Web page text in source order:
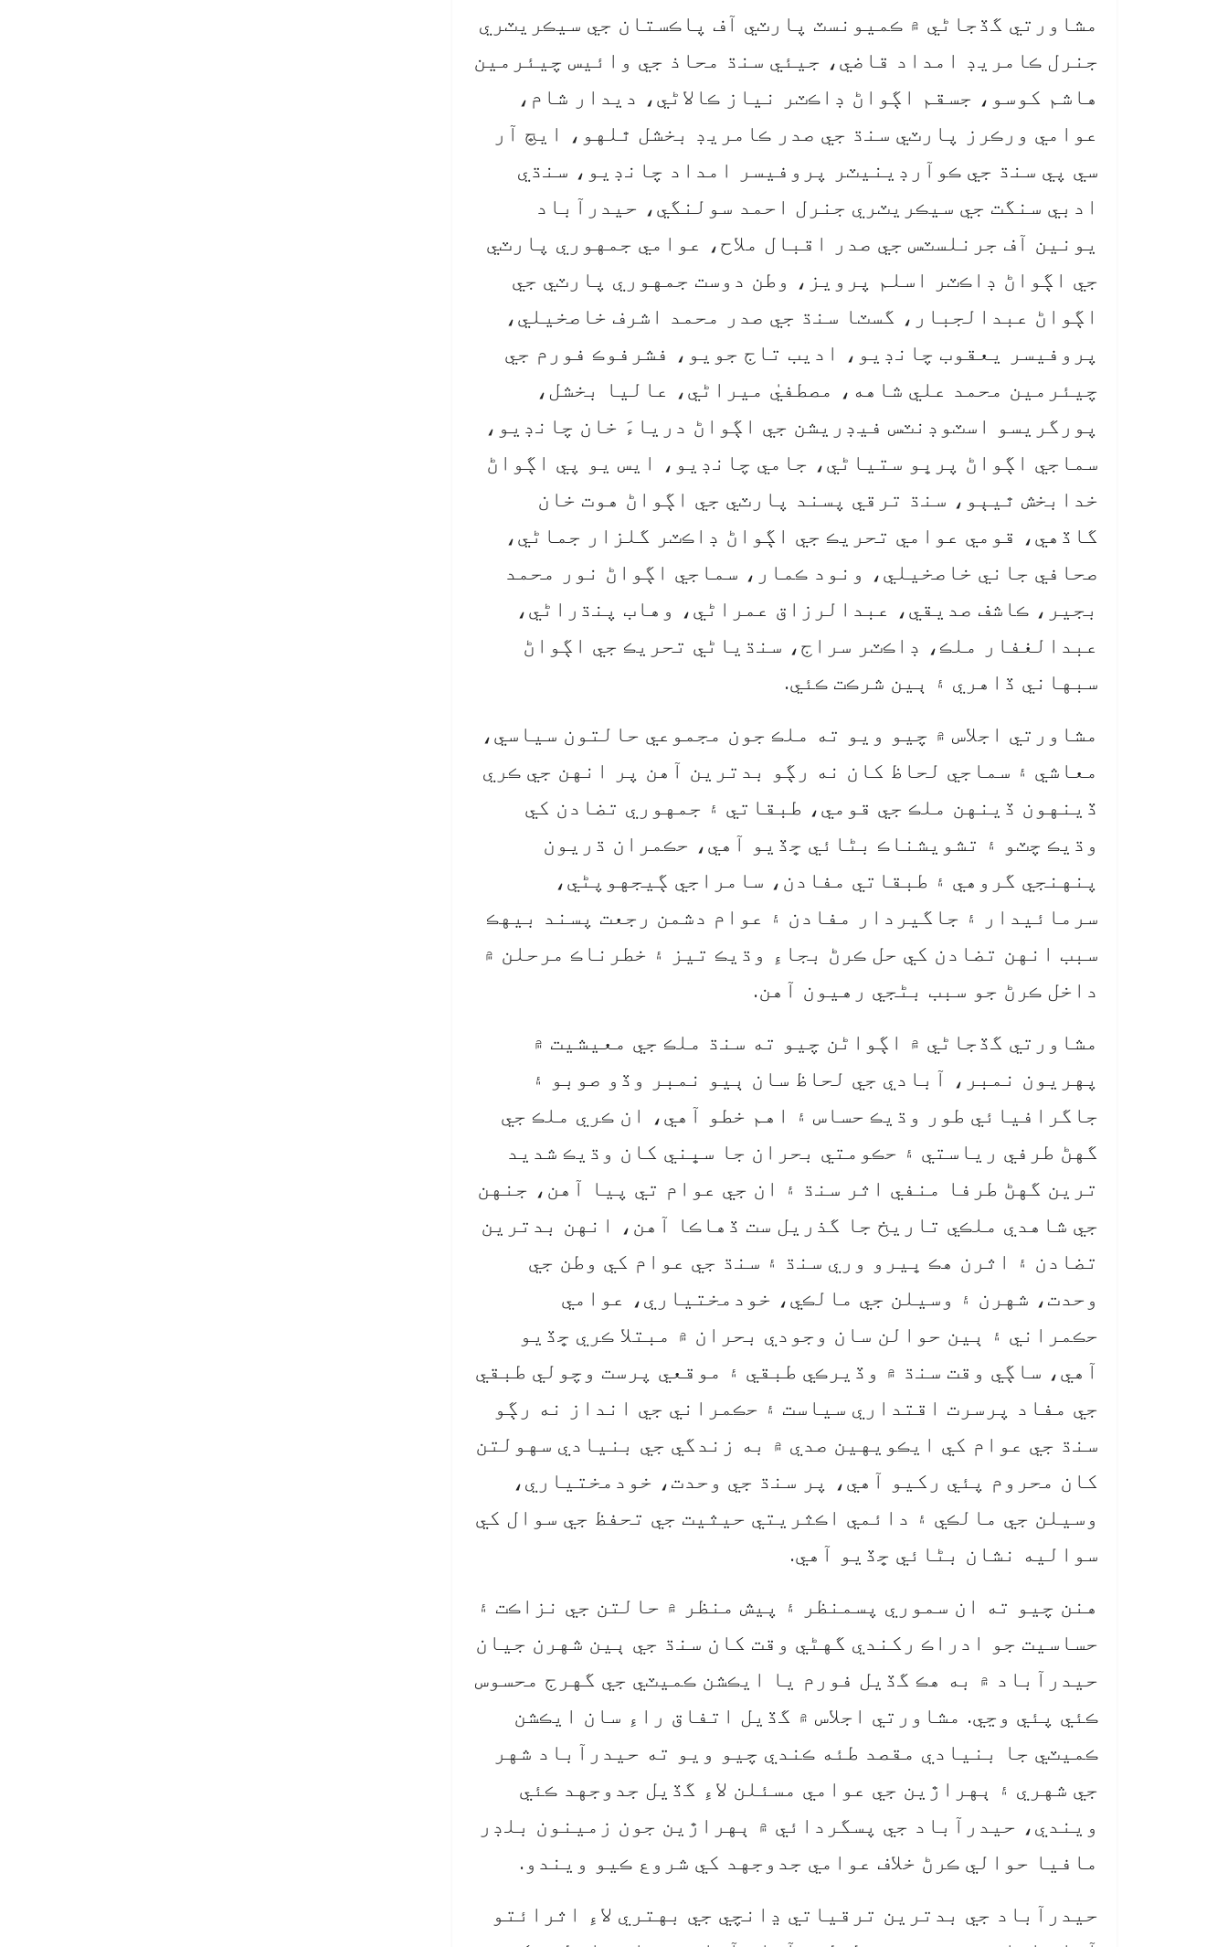
مشاورتي گڏجاڻي ۾ ڪميونسٽ پارٽي آف پاڪستان جي سيڪريٽري
جنرل ڪامريڊ امداد قاضي، جيئي سنڌ محاذ جي وائيس چيئرمين
هاشم کوسو، جسقم اڳواڻ ڊاڪٽر نياز ڪالاڻي، ديدار شام،
عوامي ورڪرز پارٽي سنڌ جي صدر ڪامريڊ بخشل ٿلهو، ايڇ آر
سي پي سنڌ جي ڪوآرڊينيٽر پروفيسر امداد چانڊيو، سنڌي
ادبي سنگت جي سيڪريٽري جنرل احمد سولنگي، حيدرآباد
يونين آف جرنلسٽس جي صدر اقبال ملاح، عوامي جمهوري پارٽي
جي اڳواڻ ڊاڪٽر اسلم پرويز، وطن دوست جمهوري پارٽي جي
اڳواڻ عبدالجبار، گسٽا سنڌ جي صدر محمد اشرف خاصخيلي،
پروفيسر يعقوب چانڊيو، اديب تاج جويو، فشرفوڪ فورم جي
چيئرمين محمد علي شاهه، مصطفيٰ ميراڻي، عاليا بخشل،
پورگريسو اسٽوڊنٽس فيڊريشن جي اڳواڻ درياءَ خان چانڊيو،
سماجي اڳواڻ پرڀو ستياڻي، جامي چانڊيو، ايس يو پي اڳواڻ
خدابخش ٿيٻو، سنڌ ترقي پسند پارٽي جي اڳواڻ هوت خان
گاڏهي، قومي عوامي تحريڪ جي اڳواڻ ڊاڪٽر گلزار جماڻي،
صحافي جاني خاصخيلي، ونود ڪمار، سماجي اڳواڻ نور محمد
بجير، ڪاشف صديقي، عبدالرزاق عمراڻي، وهاب پنڌراڻي،
عبدالغفار ملڪ، ڊاڪٽر سراج، سنڌياڻي تحريڪ جي اڳواڻ
سبهاني ڏاهري ۽ ٻين شرڪت ڪئي.
مشاورتي اجلاس ۾ چيو ويو ته ملڪ جون مجموعي حالتون سياسي،
معاشي ۽ سماجي لحاظ کان نه رڳو بدترين آهن پر انهن جي ڪري
ڏينهون ڏينهن ملڪ جي قومي، طبقاتي ۽ جمهوري تضادن کي
وڌيڪ چٽو ۽ تشويشناڪ بڻائي ڇڏيو آهي، حڪمران ڌريون
پنهنجي گروهي ۽ طبقاتي مفادن، سامراجي ڳيجهوپڻي،
سرمائيدار ۽ جاگيردار مفادن ۽ عوام دشمن رجعت پسند بيهڪ
سبب انهن تضادن کي حل ڪرڻ بجاءِ وڌيڪ تيز ۽ خطرناڪ مرحلن ۾
داخل ڪرڻ جو سبب بڻجي رهيون آهن.
مشاورتي گڏجاڻي ۾ اڳواڻن چيو ته سنڌ ملڪ جي معيشيت ۾
پهريون نمبر، آبادي جي لحاظ سان ٻيو نمبر وڏو صوبو ۽
جاگرافيائي طور وڌيڪ حساس ۽ اهم خطو آهي، ان ڪري ملڪ جي
گهڻ طرفي رياستي ۽ حڪومتي بحران جا سڀني کان وڌيڪ شديد
ترين گهڻ طرفا منفي اثر سنڌ ۽ ان جي عوام تي پيا آهن، جنهن
جي شاهدي ملڪي تاريخ جا گذريل ست ڏهاڪا آهن، انهن بدترين
تضادن ۽ اثرن هڪ ڀيرو وري سنڌ ۽ سنڌ جي عوام کي وطن جي
وحدت، شهرن ۽ وسيلن جي مالڪي، خودمختياري، عوامي
حڪمراني ۽ ٻين حوالن سان وجودي بحران ۾ مبتلا ڪري ڇڏيو
آهي، ساڳي وقت سنڌ ۾ وڏيرڪي طبقي ۽ موقعي پرست وچولي طبقي
جي مفاد پرسرت اقتداري سياست ۽ حڪمراني جي انداز نه رڳو
سنڌ جي عوام کي ايڪويهين صدي ۾ به زندگي جي بنيادي سهولتن
کان محروم پئي رکيو آهي، پر سنڌ جي وحدت، خودمختياري،
وسيلن جي مالڪي ۽ دائمي اڪثريتي حيثيت جي تحفظ جي سوال کي
سواليه نشان بڻائي ڇڏيو آهي.
هنن چيو ته ان سموري پسمنظر ۽ پيش منظر ۾ حالتن جي نزاڪت ۽
حساسيت جو ادراڪ رکندي گهڻي وقت کان سنڌ جي ٻين شهرن جيان
حيدرآباد ۾ به هڪ گڏيل فورم يا ايڪشن ڪميٽي جي گهرج محسوس
ڪئي پئي وڃي. مشاورتي اجلاس ۾ گڏيل اتفاق راءِ سان ايڪشن
ڪميٽي جا بنيادي مقصد طئه ڪندي چيو ويو ته حيدرآباد شهر
جي شهري ۽ ٻهراڙين جي عوامي مسئلن لاءِ گڏيل جدوجهد ڪئي
ويندي، حيدرآباد جي پسگردائي ۾ ٻهراڙين جون زمينون بلڊر
مافيا حوالي ڪرڻ خلاف عوامي جدوجهد کي شروع ڪيو ويندو.
حيدرآباد جي بدترين ترقياتي ڍانچي جي بهتري لاءِ اثرائتو